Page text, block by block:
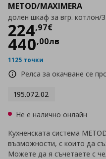
METOD/MAXIMERA
долен шкаф за вгр. котлон/
224,97€
Цена
440,00лв
1125 точки
Релса за окачване се
195.072.02
Не е налично онлайн
Кухненската система
възможности, с които да
Можете да я съчетаете с